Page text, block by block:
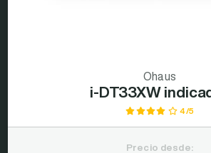
Ohaus
i-DT33XW
4/5
Precio desde: